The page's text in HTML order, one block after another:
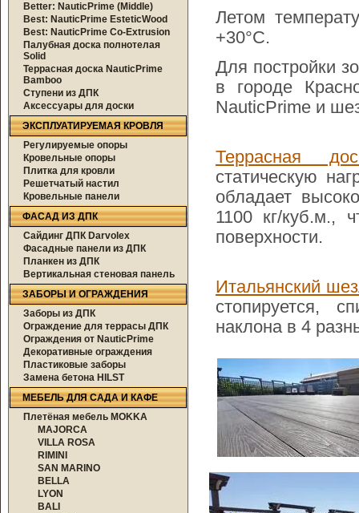
Летом
+30°C.
Для постройки
в городе
NauticPrime и
Террасная
статическую
обладает
1100 кг/куб.м.,
поверхности.
Итальянский
стопируется,
наклона в 4
Better: NauticPrime (Middle)
Best: NauticPrime EsteticWood
Best: NauticPrime Co-Extrusion
Палубная доска полнотелая
Solid
Террасная доска NauticPrime
Bamboo
Ступени из ДПК
Аксессуары для доски
ЭКСПЛУАТИРУЕМАЯ КРОВЛЯ
Регулируемые опоры
Кровельные опоры
Плитка для кровли
Решетчатый настил
Кровельные панели
ФАСАД ИЗ ДПК
Сайдинг ДПК Darvolex
Фасадные панели из ДПК
Планкен из ДПК
Вертикальная стеновая панель
ЗАБОРЫ И ОГРАЖДЕНИЯ
Заборы из ДПК
Ограждение для террасы ДПК
Ограждения от NauticPrime
Декоративные ограждения
Пластиковые заборы
Замена бетона HILST
МЕБЕЛЬ ДЛЯ САДА И КАФЕ
Плетёная мебель MOKKA
MAJORCA
VILLA ROSA
RIMINI
SAN MARINO
BELLA
LYON
BALI